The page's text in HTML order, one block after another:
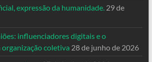
expressão da humanidade. 29 de
influenciadores digitais e o
coletiva 28 de junho de 2026